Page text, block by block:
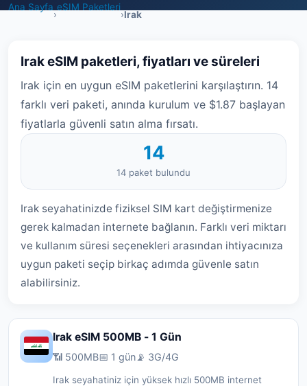
Ana Sayfa
›
eSIM Paketleri
›Irak
Irak eSIM paketleri, fiyatları ve süreleri
Irak için en uygun eSIM paketlerini karşılaştırın. 14
farklı veri paketi, anında kurulum ve $1.87 başlayan
fiyatlarla güvenli satın alma fırsatı.
14
14 paket bulundu
Irak seyahatinizde fiziksel SIM kart değiştirmenize
gerek kalmadan internete bağlanın. Farklı veri miktarı
ve kullanım süresi seçenekleri arasından ihtiyacınıza
uygun paketi seçip birkaç adımda güvenle satın
alabilirsiniz.
Irak eSIM 500MB - 1 Gün
📶 500MB📅 1 gün📡 3G/4G
Irak seyahatiniz için yüksek hızlı 500MB internet